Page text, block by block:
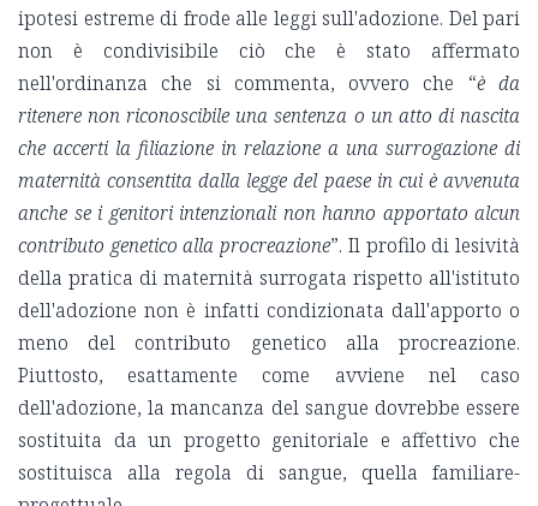
ipotesi estreme di frode alle leggi sull'adozione. Del pari
non è condivisibile ciò che è stato affermato
nell'ordinanza che si commenta, ovvero che “è da
ritenere non riconoscibile una sentenza o un atto di nascita
che accerti la filiazione in relazione a una surrogazione di
maternità consentita dalla legge del paese in cui è avvenuta
anche se i genitori intenzionali non hanno apportato alcun
contributo genetico alla procreazione”. Il profilo di lesività
della pratica di maternità surrogata rispetto all'istituto
dell'adozione non è infatti condizionata dall'apporto o
meno del contributo genetico alla procreazione.
Piuttosto, esattamente come avviene nel caso
dell'adozione, la mancanza del sangue dovrebbe essere
sostituita da un progetto genitoriale e affettivo che
sostituisca alla regola di sangue, quella familiare-